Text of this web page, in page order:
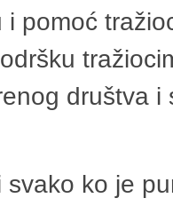
pomoć
društva
svako ko je